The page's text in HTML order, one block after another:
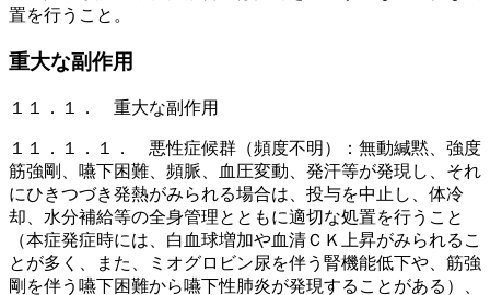
置を行うこと。
重大な副作用
１１．１． 重大な副作用
１１．１．１． 悪性症候群（頻度不明）：無動緘黙、強度
筋強剛、嚥下困難、頻脈、血圧変動、発汗等が発現し、それ
にひきつづき発熱がみられる場合は、投与を中止し、体冷
却、水分補給等の全身管理とともに適切な処置を行うこと
（本症発症時には、白血球増加や血清ＣＫ上昇がみられるこ
とが多く、また、ミオグロビン尿を伴う腎機能低下や、筋強
剛を伴う嚥下困難から嚥下性肺炎が発現することがある）、